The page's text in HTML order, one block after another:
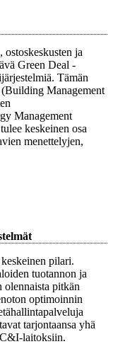
ostoskeskusten ja
Green Deal -
Tämän
(Building Management
Management
keskeinen osa
menettelyjen,
pilari.
tuotannon ja
olennaista pitkän
optimoinnin
tarjontaansa yhä
laitoksiin.